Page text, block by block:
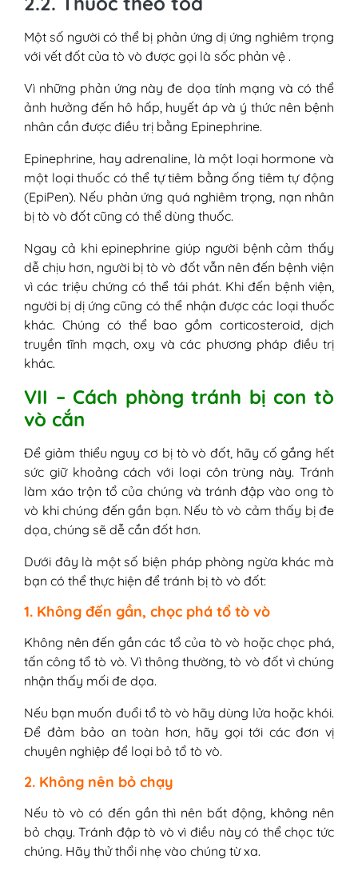
Một số người có thể bị phản ứng dị ứng nghiêm trọng
với vết đốt của tò vò được gọi là sốc phản vệ .
Vì những phản ứng này đe dọa tính mạng và có thể
ảnh hưởng đến hô hấp, huyết áp và ý thức nên bệnh
nhân cần được điều trị bằng Epinephrine.
Epinephrine, hay adrenaline, là một loại hormone và
một loại thuốc có thể tự tiêm bằng ống tiêm tự động
(EpiPen). Nếu phản ứng quá nghiêm trọng, nạn nhân
bị tò vò đốt cũng có thể dùng thuốc.
Ngay cả khi epinephrine giúp người bệnh cảm thấy
dễ chịu hơn, người bị tò vò đốt vẫn nên đến bệnh viện
vì các triệu chứng có thể tái phát. Khi đến bệnh viện,
người bị dị ứng cũng có thể nhận được các loại thuốc
khác. Chúng có thể bao gồm corticosteroid, dịch
truyền tĩnh mạch, oxy và các phương pháp điều trị
khác.
VII – Cách phòng tránh bị con tò
vò cắn
Để giảm thiểu nguy cơ bị tò vò đốt, hãy cố gắng hết
sức giữ khoảng cách với loại côn trùng này. Tránh
làm xáo trộn tổ của chúng và tránh đập vào ong tò
vò khi chúng đến gần bạn. Nếu tò vò cảm thấy bị đe
dọa, chúng sẽ dễ cắn đốt hơn.
Dưới đây là một số biện pháp phòng ngừa khác mà
bạn có thể thực hiện để tránh bị tò vò đốt:
1. Không đến gần, chọc phá tổ tò vò
Không nên đến gần các tổ của tò vò hoặc chọc phá,
tấn công tổ tò vò. Vì thông thường, tò vò đốt vì chúng
nhận thấy mối đe dọa.
Nếu bạn muốn đuổi tổ tò vò hãy dùng lửa hoặc khói.
Để đảm bảo an toàn hơn, hãy gọi tới các đơn vị
chuyên nghiệp để loại bỏ tổ tò vò.
2. Không nên bỏ chạy
Nếu tò vò có đến gần thì nên bất động, không nên
bỏ chạy. Tránh đập tò vò vì điều này có thể chọc tức
chúng. Hãy thử thổi nhẹ vào chúng từ xa.